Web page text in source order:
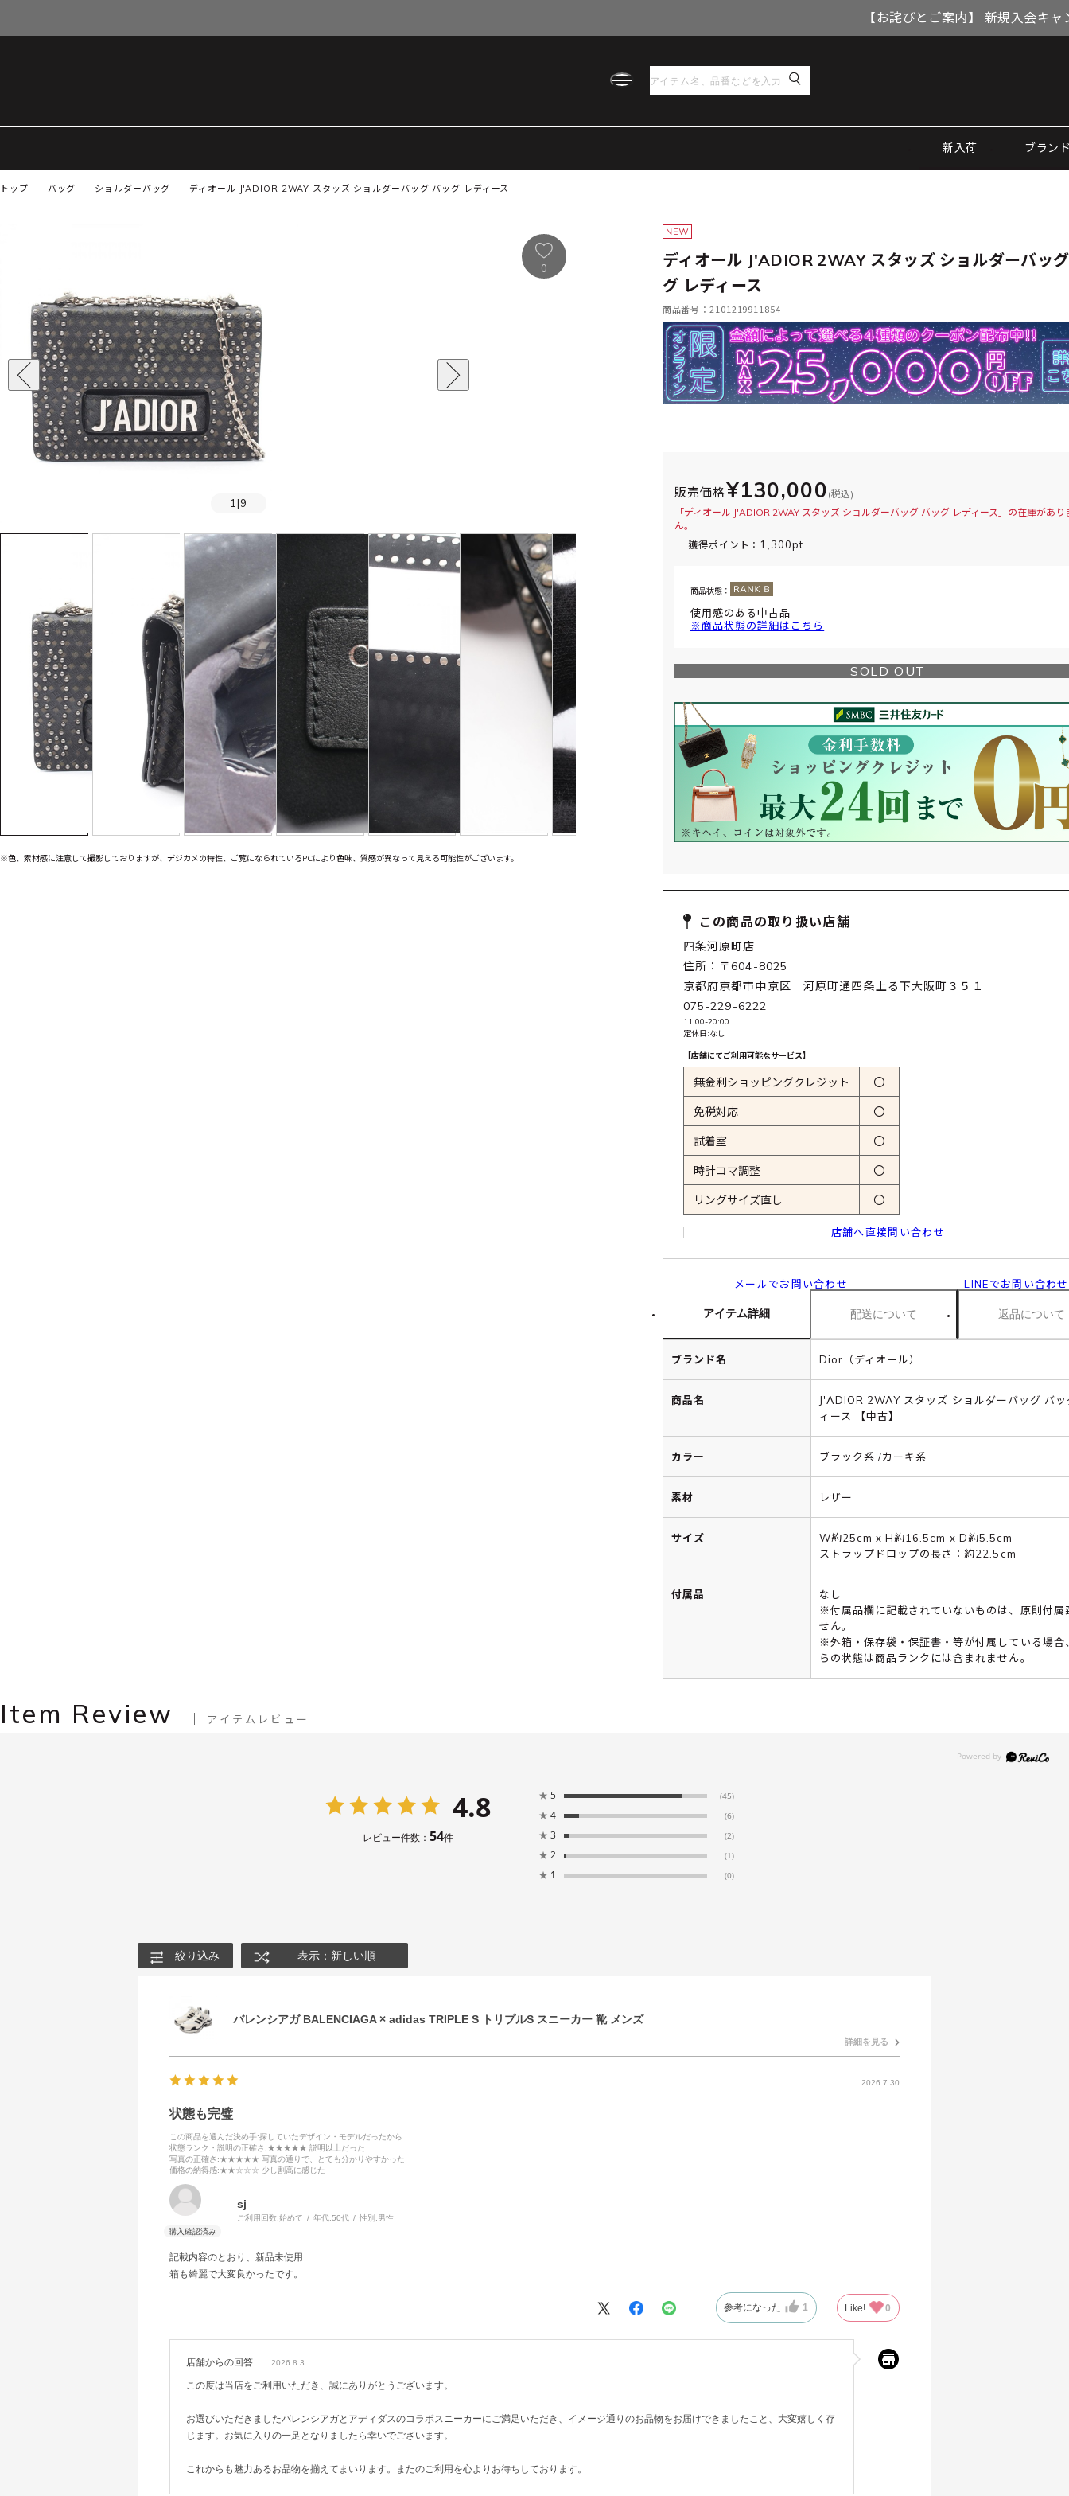
【お詫びとご案内】 新規入会キ
新入荷 ブラン
トップ ディオール J'ADIOR 2WAY スタッズ ショルダーバッグ バッグ レディース
バッグ ショルダーバッグ
SOLD OUT
1 |9
0
※色、素材感に注意して撮影しておりますが、デジカメの特性、ご覧になられているPCにより色味、質感が異なって見える可能性がございます。
ディオール J'ADIOR 2WAY スタッズ ショルダーバッ
グ レディース
商品番号：2101219911854
販売価格¥130,000 (税込)
「ディオール J'ADIOR 2WAY スタッズ ショルダーバッグ バッグ レディース」の在庫があり
ん。
獲得ポイント： 1,300pt
商品状態：
使用感のある中古品
※商品状態の詳細はこちら
SOLD OUT
この商品の取り扱い店舗
四条河原町店
住所：〒604-8025
京都府京都市中京区 河原町通四条上る下大阪町３５１
075-229-6222
11:00-20:00
定休日:なし
【店舗にてご利用可能なサービス】
無金利ショッピングクレジット 〇
免税対応 〇
試着室 〇
時計コマ調整 〇
リングサイズ直し 〇
店舗へ直接問い合わせ
メールでお問い合わせ LINEでお問い合わせ
アイテム詳細 配送について 返品について
ブランド名 Dior（ディオール）
商品名
J'ADIOR 2WAY スタッズ ショルダーバッグ バッ
ィース 【中古】
カラー ブラック系 /カーキ系
素材 レザー
サイズ
W約25cm x H約16.5cm x D約5.5cm
ストラップドロップの長さ：約22.5cm
付属品
なし
※付属品欄に記載されていないものは、原則付属
せん。
※外箱・保存袋・保証書・等が付属している場合
らの状態は商品ランクには含まれません。
Item Review アイテムレビュー
4.8
レビュー件数： 54件
★ 5 (45)
★ 4 (6)
★ 3 (2)
★ 2 (1)
★ 1 (0)
絞り込み 表示：新しい順
バレンシアガ BALENCIAGA × adidas TRIPLE S トリプルS スニーカー 靴 メンズ
詳細を見る
2026.7.30
状態も完璧
この商品を選んだ決め手:探していたデザイン・モデルだったから
状態ランク・説明の正確さ :★★★★★ 説明以上だった
写真の正確さ :★★★★★ 写真の通りで、とても分かりやすかった
価格の納得感:★★☆☆☆ 少し割高に感じた
sj
ご利用回数:始めて 年代:50代 性別:男性
記載内容のとおり、新品未使用
箱も綺麗で大変良かったです。
参考になった 1 Like! 0
店舗からの回答 2026.8.3
この度は当店をご利用いただき、誠にありがとうございます。
お選びいただきましたバレンシアガとアディダスのコラボスニーカーにご満足いただき、イメージ通りのお品物をお届けできましたこと、大変嬉しく存
じます。お気に入りの一足となりましたら幸いでございます。
これからも魅力あるお品物を揃えてまいります。またのご利用を心よりお待ちしております。